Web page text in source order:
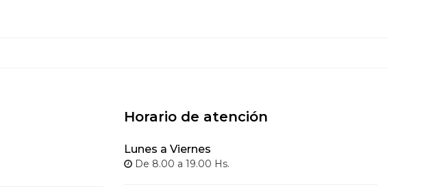
Horario de atención
Lunes a Viernes
De 8.00 a 19.00 Hs.